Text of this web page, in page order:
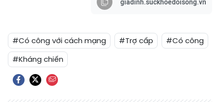
giadinh.suckhoedoisong.vn
#Có công với cách mạng #Trợ cấp
#Có công
#Kháng chiến